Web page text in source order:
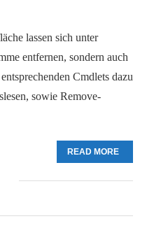
lassen sich unter
entfernen, sondern auch
Cmdlets dazu
sowie Remove-
READ MORE